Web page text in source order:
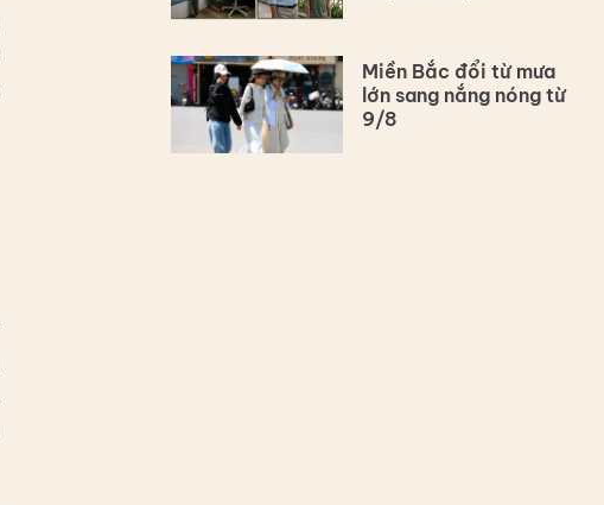
Miền Bắc đổi từ mưa
lớn sang nắng nóng từ
9/8